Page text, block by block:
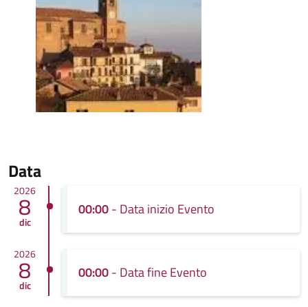
Data
2026
8
dic
00:00- Data inizio Evento
2026
8
dic
00:00- Data fine Evento